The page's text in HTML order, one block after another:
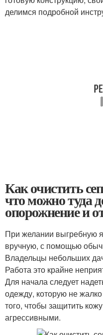
делимся подробной
Как очистить
что можно туда
опорожнение и
При желании выгребную
вручную, с помощью
Владельцы небольших
Работа это крайне
Для начала следует
одежду, которую не
того, чтобы защитить
агрессивными.